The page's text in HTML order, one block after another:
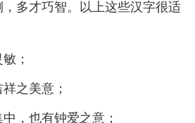
，多才巧智。以上这些汉字很适
；
之美意；
，也有钟爱之意；